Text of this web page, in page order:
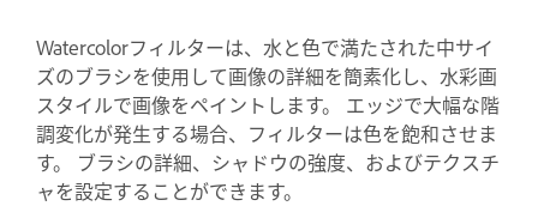
Watercolorフィルターは、水と色で満たされた中サイ
ズのブラシを使用して画像の詳細を簡素化し、水彩画
スタイルで画像をペイントします。 エッジで大幅な階
調変化が発生する場合、フィルターは色を飽和させま
す。 ブラシの詳細、シャドウの強度、およびテクスチ
ャを設定することができます。